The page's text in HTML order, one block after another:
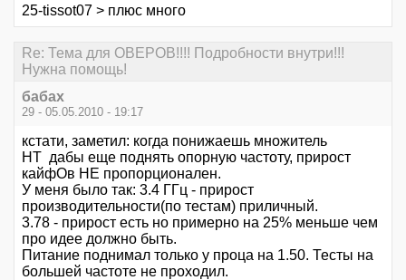
25-tissot07 > плюс много
Re: Тема для ОВЕРОВ!!!! Подробности внутри!!!
Нужна помощь!
бабах
29 - 05.05.2010 - 19:17
кстати, заметил: когда понижаешь множитель
HT дабы еще поднять опорную частоту, прирост
кайфОв НЕ пропорционален.
У меня было так: 3.4 ГГц - прирост
производительности(по тестам) приличный.
3.78 - прирост есть но примерно на 25% меньше чем
про идее должно быть.
Питание поднимал только у проца на 1.50. Тесты на
большей частоте не проходил.